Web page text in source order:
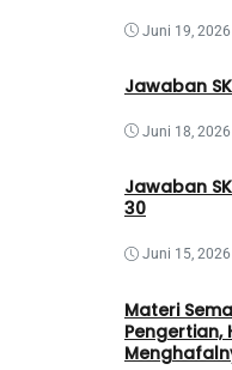
Juni 19, 2026
Jawaban
Juni 18, 2026
Jawaban
30
Juni 15, 2026
Materi
Pengertian,